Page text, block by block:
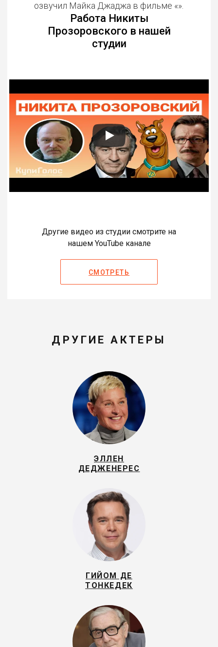
озвучил Майка Джаджа в фильме «».
Работа Никиты
Прозоровского в нашей
студии
Другие видео из студии смотрите на
нашем YouTube канале
СМОТРЕТЬ
ДРУГИЕ АКТЕРЫ
ЭЛЛЕН
ДЕДЖЕНЕРЕС
ГИЙОМ ДЕ
ТОНКЕДЕК